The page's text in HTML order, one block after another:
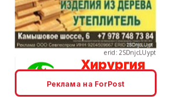
erid: 2SDnjcLUypt
erid: 2SDnjcrDNw6
Реклама на ForPost